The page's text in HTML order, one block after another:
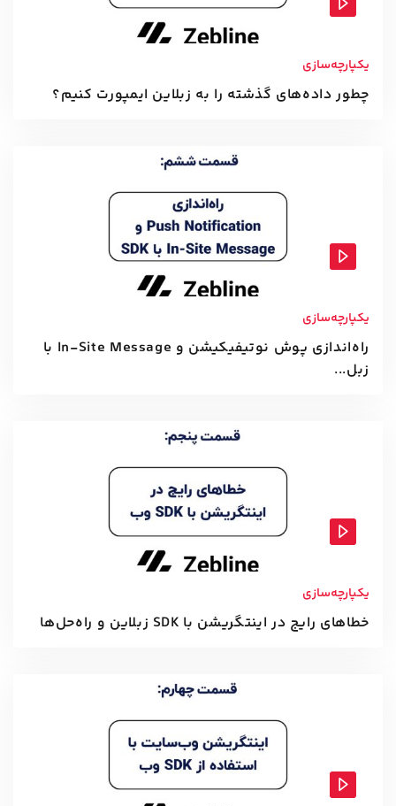
یکپارچه‌سازی
چطور داده‌های گذشته را به زبلاین ایمپورت کنیم؟
یکپارچه‌سازی
راه‌اندازی پوش نوتیفیکیشن و In-Site Message با
زبل...
یکپارچه‌سازی
خطاهای رایج در اینتگریشن با SDK زبلاین و راه‌حل‌ها